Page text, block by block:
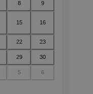
8 9
15 16
22 23
29 30
5 6